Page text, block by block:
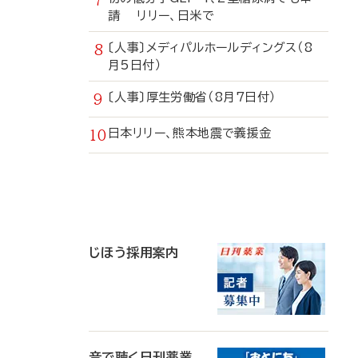
請 リリー、日米で
〔人事〕メディパルホールディングス（8
月5日付）
〔人事〕厚生労働省（8月7日付）
日本リリー、熊本地震で義援金
じほう採用案内